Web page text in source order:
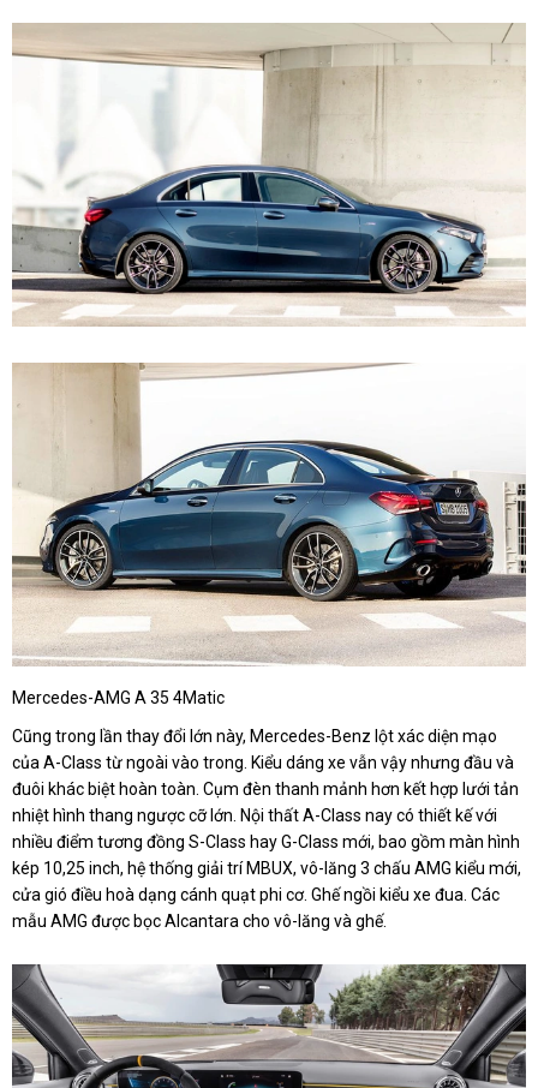
Mercedes-AMG A 35 4Matic
Cũng trong lần thay đổi lớn này, Mercedes-Benz lột xác diện mạo
của A-Class từ ngoài vào trong. Kiểu dáng xe vẫn vậy nhưng đầu và
đuôi khác biệt hoàn toàn. Cụm đèn thanh mảnh hơn kết hợp lưới tản
nhiệt hình thang ngược cỡ lớn. Nội thất A-Class nay có thiết kế với
nhiều điểm tương đồng S-Class hay G-Class mới, bao gồm màn hình
kép 10,25 inch, hệ thống giải trí MBUX, vô-lăng 3 chấu AMG kiểu mới,
cửa gió điều hoà dạng cánh quạt phi cơ. Ghế ngồi kiểu xe đua. Các
mẫu AMG được bọc Alcantara cho vô-lăng và ghế.